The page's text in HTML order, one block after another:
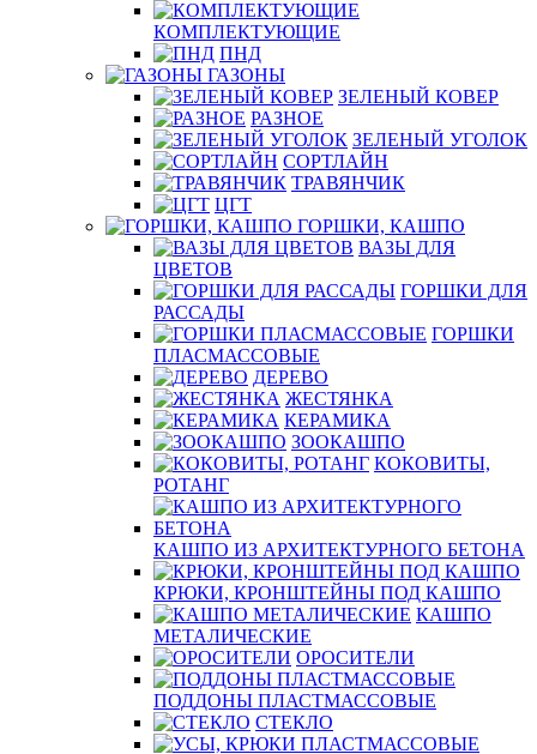
КОМПЛЕКТУЮЩИЕ
ПНД
ГАЗОНЫ
ЗЕЛЕНЫЙ КОВЕР
РАЗНОЕ
ЗЕЛЕНЫЙ УГОЛОК
СОРТЛАЙН
ТРАВЯНЧИК
ЦГТ
ГОРШКИ, КАШПО
ВАЗЫ ДЛЯ
ЦВЕТОВ
ГОРШКИ ДЛЯ
РАССАДЫ
ГОРШКИ
ПЛАСМАССОВЫЕ
ДЕРЕВО
ЖЕСТЯНКА
КЕРАМИКА
ЗООКАШПО
КОКОВИТЫ,
РОТАНГ
КАШПО ИЗ АРХИТЕКТУРНОГО БЕТОНА
КРЮКИ, КРОНШТЕЙНЫ ПОД КАШПО
КАШПО
МЕТАЛИЧЕСКИЕ
ОРОСИТЕЛИ
ПОДДОНЫ ПЛАСТМАССОВЫЕ
СТЕКЛО